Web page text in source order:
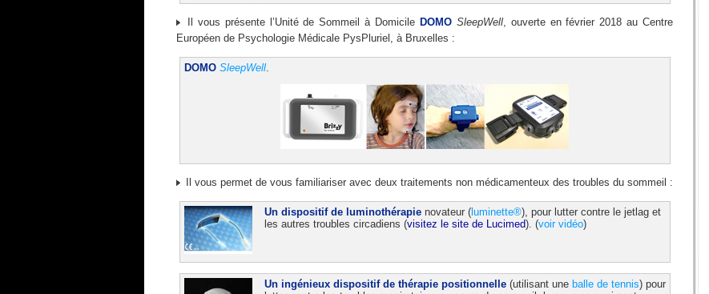
Il vous présente l’Unité de Sommeil à Domicile DOMO SleepWell, ouverte en février 2018 au Centre
Européen de Psychologie Médicale PysPluriel, à Bruxelles :
DOMO SleepWell.
Il vous permet de vous familiariser avec deux traitements non médicamenteux des troubles du sommeil :
Un dispositif de luminothérapienovateur (luminette®), pour lutter contre le jetlag et
les autres troubles circadiens (visitez le site de Lucimed). (voir vidéo)
Un ingénieux dispositif de thérapie positionnelle(utilisant une balle de tennis) pour